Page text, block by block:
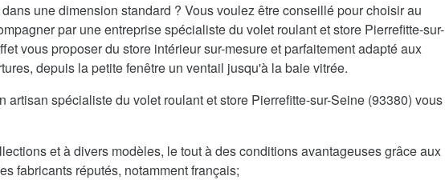
une dimension standard ? Vous voulez être conseillé pour choisir au
par une entreprise spécialiste du volet roulant et store Pierrefitte-sur-
vous proposer du store intérieur sur-mesure et parfaitement adapté aux
depuis la petite fenêtre un ventail jusqu'à la baie vitrée.
artisan spécialiste du volet roulant et store Pierrefitte-sur-Seine (93380) vous
et à divers modèles, le tout à des conditions avantageuses grâce aux
fabricants réputés, notamment français;